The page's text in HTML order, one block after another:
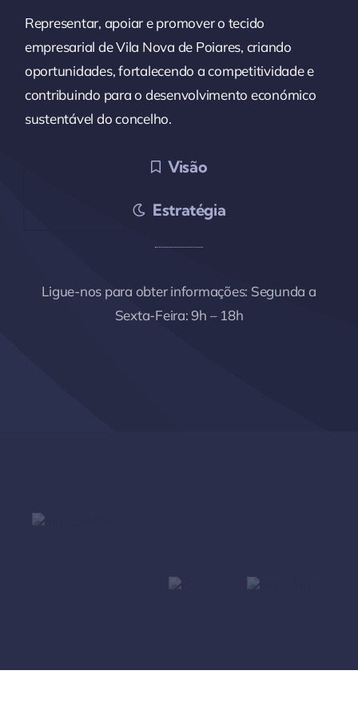
Representar, apoiar e promover o tecido
empresarial de Vila Nova de Poiares, criando
oportunidades, fortalecendo a competitividade e
contribuindo para o desenvolvimento económico
sustentável do concelho.
Visão
Estratégia
Ligue-nos para obter informações: Segunda a
Sexta-Feira: 9h – 18h